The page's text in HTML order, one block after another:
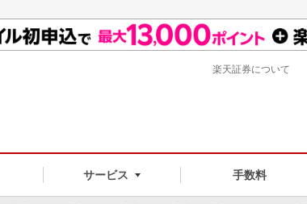
サービス 手数料
楽天証券について